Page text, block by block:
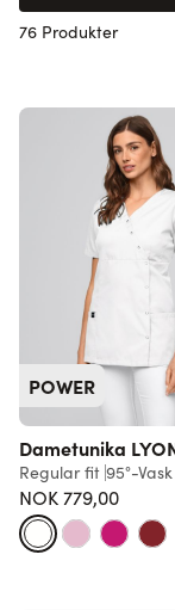
76 Produkter
POWER
Dametunika
Regular fit 95°-Vask
NOK 779,00